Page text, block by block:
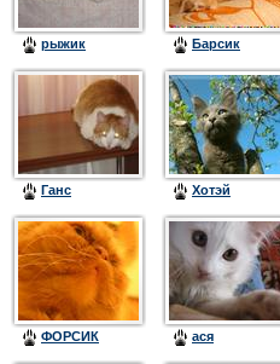
рыжик Барсик
Ганс Хотэй
ФОРСИК ася